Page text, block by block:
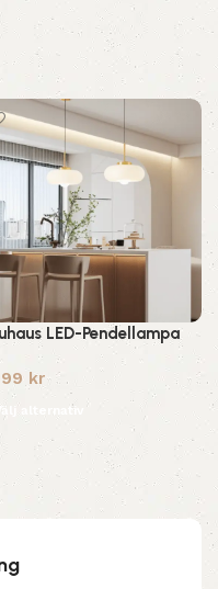
LED-Pendellampa
kr
Välj alternativ